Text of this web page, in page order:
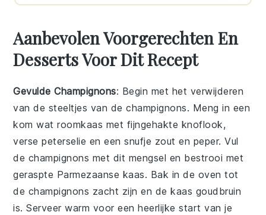
Aanbevolen Voorgerechten En
Desserts Voor Dit Recept
Gevulde Champignons: Begin met het verwijderen
van de steeltjes van dechampignons. Meng in een
kom watroomkaas met fijngehakte knoflook,
versepeterselie en een snufje zout en peper. Vul
de champignons met dit mengsel en bestrooi met
geraspte Parmezaanse kaas. Bak in de oven tot
de champignons zacht zijn en de kaas goudbruin
is. Serveer warm voor een heerlijke start van je